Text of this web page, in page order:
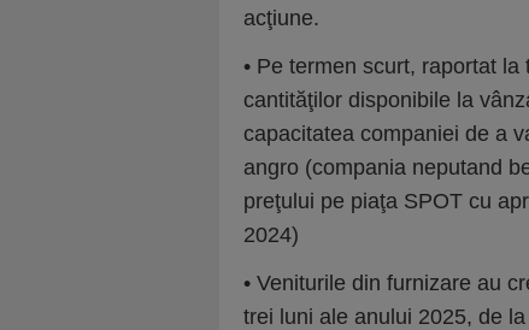
acţiune.
• Pe termen scurt, raportat
cantităţilor disponibile la
capacitatea companiei de a
angro (compania neputand
preţului pe piaţa SPOT cu
2024)
• Veniturile din furnizare au
trei luni ale anului 2025, de